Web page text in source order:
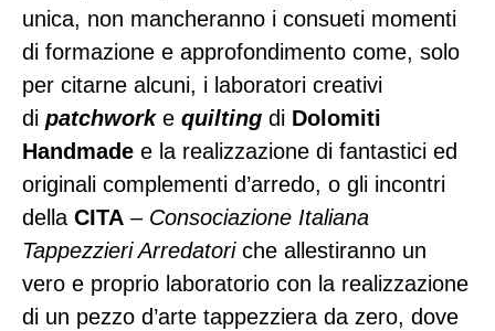
unica, non mancheranno i consueti momenti
di formazione e approfondimento come, solo
per citarne alcuni, i laboratori creativi
di patchworke quilting di Dolomiti
Handmade e la realizzazione di fantastici ed
originali complementi d’arredo, o gli incontri
della CITA – Consociazione Italiana
Tappezzieri Arredatori che allestiranno un
vero e proprio laboratorio con la realizzazione
di un pezzo d’arte tappezziera da zero, dove